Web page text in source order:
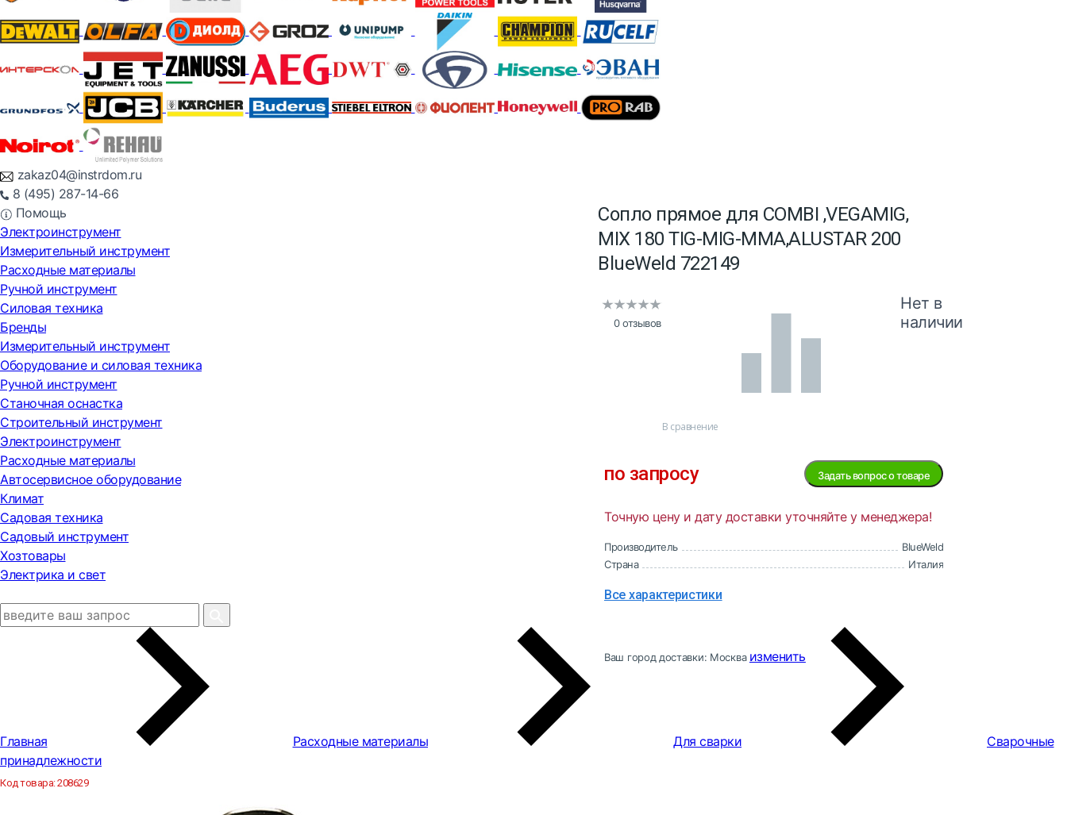
zakaz04@instrdom.ru
8 (495) 287-14-66
Помощь
Электроинструмент
Измерительный инструмент
Расходные материалы
Ручной инструмент
Силовая техника
Бренды
Измерительный инструмент
Оборудование и силовая техника
Ручной инструмент
Станочная оснастка
Строительный инструмент
Электроинструмент
Расходные материалы
Автосервисное оборудование
Климат
Садовая техника
Садовый инструмент
Хозтовары
Электрика и свет
Главная Расходные материалы Для сварки
Сварочные
принадлежности
Код товара:208629
Сопло прямое для COMBI ,VEGAMIG,
MIX 180 TIG-MIG-MMA,ALUSTAR 200
BlueWeld 722149
0 отзывов
В сравнение
Нет в
наличии
по запросу Задать вопрос о товаре
Точную цену и дату доставки уточняйте у менеджера!
Производитель
BlueWeld
Страна
Италия
Все характеристики
Ваш город доставки: Москва изменить